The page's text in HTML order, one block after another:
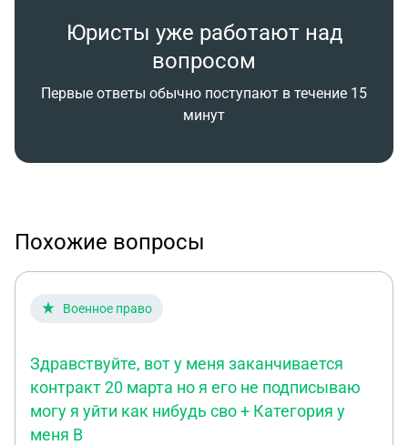
Юристы уже работают над
вопросом
Первые ответы обычно поступают в течение 15
минут
Похожие вопросы
Военное право
Здравствуйте, вот у меня заканчивается
контракт 20 марта но я его не подписываю
могу я уйти как нибудь сво + Категория у
меня В